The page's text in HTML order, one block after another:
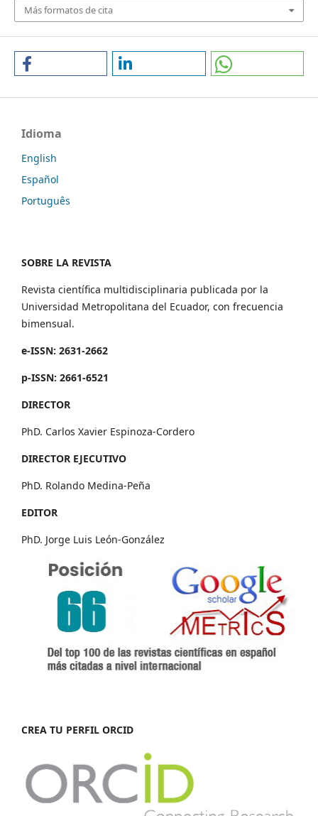
Más formatos de cita
Idioma
English
Español
Português
SOBRE LA REVISTA
Revista científica multidisciplinaria publicada por la
Universidad Metropolitana del Ecuador, con frecuencia
bimensual.
e-ISSN: 2631-2662
p-ISSN: 2661-6521
DIRECTOR
PhD. Carlos Xavier Espinoza-Cordero
DIRECTOR EJECUTIVO
PhD. Rolando Medina-Peña
EDITOR
PhD. Jorge Luis León-González
CREA TU PERFIL ORCID